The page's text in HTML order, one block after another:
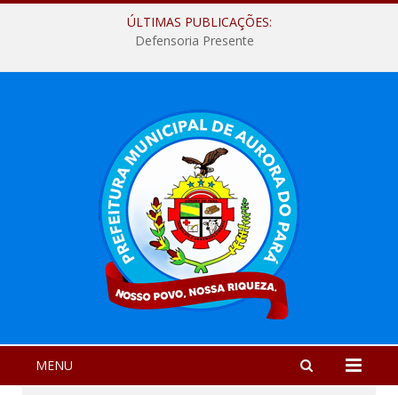
ÚLTIMAS PUBLICAÇÕES:
Defensoria Presente
MENU